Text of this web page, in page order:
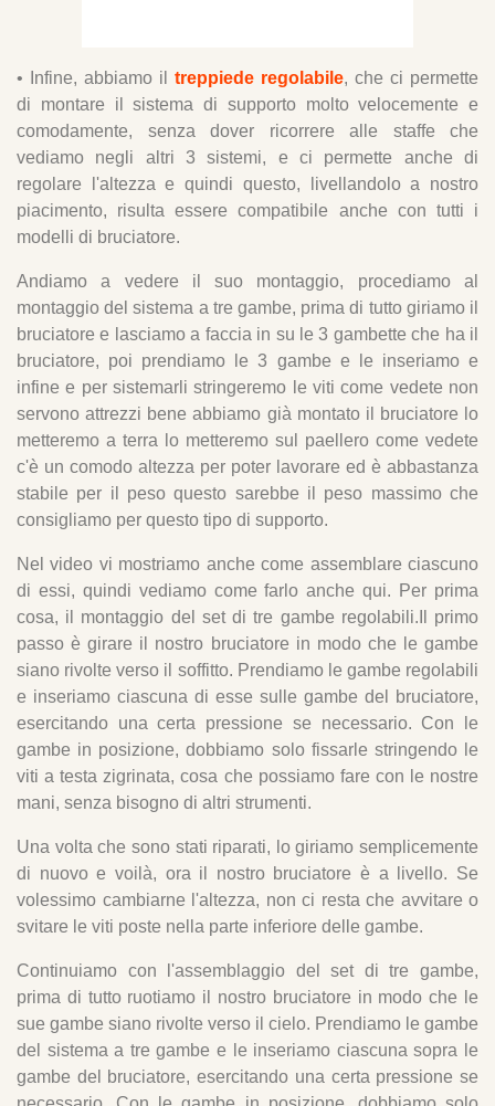
• Infine, abbiamo il treppiede regolabile, che ci permette
di montare il sistema di supporto molto velocemente e
comodamente, senza dover ricorrere alle staffe che
vediamo negli altri 3 sistemi, e ci permette anche di
regolare l'altezza e quindi questo, livellandolo a nostro
piacimento, risulta essere compatibile anche con tutti i
modelli di bruciatore.
Andiamo a vedere il suo montaggio, procediamo al
montaggio del sistema a tre gambe, prima di tutto giriamo il
bruciatore e lasciamo a faccia in su le 3 gambette che ha il
bruciatore, poi prendiamo le 3 gambe e le inseriamo e
infine e per sistemarli stringeremo le viti come vedete non
servono attrezzi bene abbiamo già montato il bruciatore lo
metteremo a terra lo metteremo sul paellero come vedete
c'è un comodo altezza per poter lavorare ed è abbastanza
stabile per il peso questo sarebbe il peso massimo che
consigliamo per questo tipo di supporto.
Nel video vi mostriamo anche come assemblare ciascuno
di essi, quindi vediamo come farlo anche qui. Per prima
cosa, il montaggio del set di tre gambe regolabili.Il primo
passo è girare il nostro bruciatore in modo che le gambe
siano rivolte verso il soffitto. Prendiamo le gambe regolabili
e inseriamo ciascuna di esse sulle gambe del bruciatore,
esercitando una certa pressione se necessario. Con le
gambe in posizione, dobbiamo solo fissarle stringendo le
viti a testa zigrinata, cosa che possiamo fare con le nostre
mani, senza bisogno di altri strumenti.
Una volta che sono stati riparati, lo giriamo semplicemente
di nuovo e voilà, ora il nostro bruciatore è a livello. Se
volessimo cambiarne l'altezza, non ci resta che avvitare o
svitare le viti poste nella parte inferiore delle gambe.
Continuiamo con l'assemblaggio del set di tre gambe,
prima di tutto ruotiamo il nostro bruciatore in modo che le
sue gambe siano rivolte verso il cielo. Prendiamo le gambe
del sistema a tre gambe e le inseriamo ciascuna sopra le
gambe del bruciatore, esercitando una certa pressione se